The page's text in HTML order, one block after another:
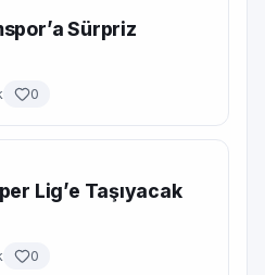
Sürpriz
0
Lig’e Taşıyacak
0